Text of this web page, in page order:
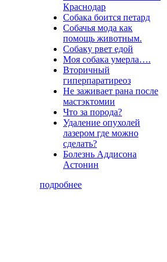
Краснодар
Собака боится петард
Собачья мода как
помощь животным.
Собаку рвет едой
Моя собака умерла….
Вторичный
гиперпаратиреоз
Не заживает рана после
мастэктомии
Что за порода?
Удаление опухолей
лазером где можно
сделать?
Болезнь Аддисона
Астонин
подробнее